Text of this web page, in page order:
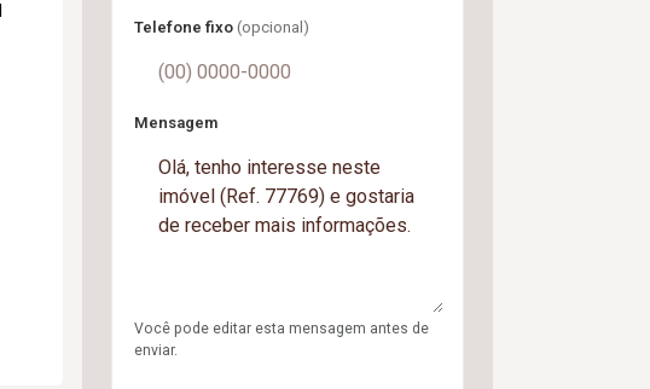
Telefone fixo (opcional)
Mensagem
Você pode editar esta mensagem antes de
enviar.